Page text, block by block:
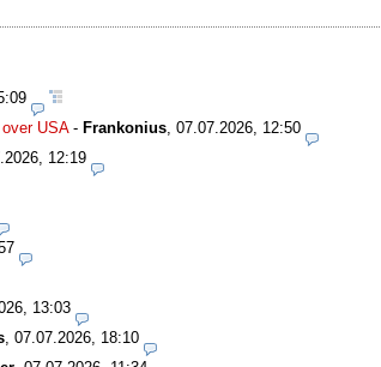
USA- Frankonius 07.07.2026, 12:50
12:19
13:03
07.07.2026, 18:10